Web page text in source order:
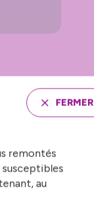
FERMER
remontés
au